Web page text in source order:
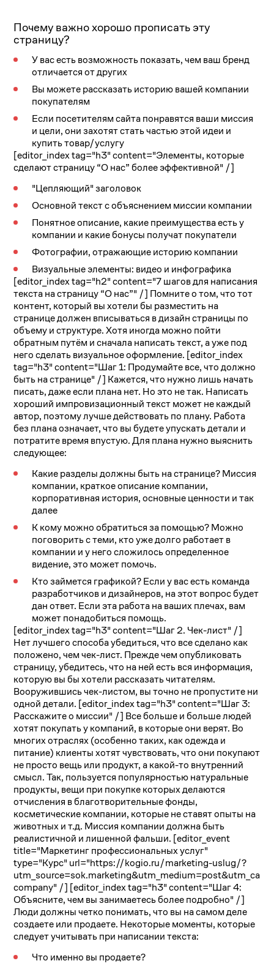
Почему важно хорошо прописать эту
страницу?
У вас есть возможность показать, чем ваш бренд
отличается от других
Вы можете рассказать историю вашей компании
покупателям
Если посетителям сайта понравятся ваши миссия
и цели, они захотят стать частью этой идеи и
купить товар/услугу
[editor_index tag="h3" content="Элементы, которые
сделают страницу “О нас” более эффективной" /]
"Цепляющий" заголовок
Основной текст с объяснением миссии компании
Понятное описание, какие преимущества есть у
компании и какие бонусы получат покупатели
Фотографии, отражающие историю компании
Визуальные элементы: видео и инфографика
[editor_index tag="h2" content="7 шагов для написания
текста на страницу “О нас”" /] Помните о том, что тот
контент, который вы хотели бы разместить на
странице должен вписываться в дизайн страницы по
объему и структуре. Хотя иногда можно пойти
обратным путём и сначала написать текст, а уже под
него сделать визуальное оформление. [editor_index
tag="h3" content="Шаг 1: Продумайте все, что должно
быть на странице" /] Кажется, что нужно лишь начать
писать, даже если плана нет. Но это не так. Написать
хороший импровизационный текст может не каждый
автор, поэтому лучше действовать по плану. Работа
без плана означает, что вы будете упускать детали и
потратите время впустую. Для плана нужно выяснить
следующее:
Какие разделы должны быть на странице? Миссия
компании, краткое описание компании,
корпоративная история, основные ценности и так
далее
К кому можно обратиться за помощью? Можно
поговорить с теми, кто уже долго работает в
компании и у него сложилось определенное
видение, это может помочь.
Кто займется графикой? Если у вас есть команда
разработчиков и дизайнеров, на этот вопрос будет
дан ответ. Если эта работа на ваших плечах, вам
может понадобиться помощь.
[editor_index tag="h3" content="Шаг 2. Чек-лист" /]
Нет лучшего способа убедиться, что все сделано как
положено, чем чек-лист. Прежде чем опубликовать
страницу, убедитесь, что на ней есть вся информация,
которую вы бы хотели рассказать читателям.
Вооружившись чек-листом, вы точно не пропустите ни
одной детали. [editor_index tag="h3" content="Шаг 3:
Расскажите о миссии" /] Все больше и больше людей
хотят покупать у компаний, в которые они верят. Во
многих отраслях (особенно таких, как одежда и
питание) клиенты хотят чувствовать, что они покупают
не просто вещь или продукт, а какой-то внутренний
смысл.Так, пользуется популярностью натуральные
продукты, вещи при покупке которых делаются
отчисления в благотворительные фонды,
косметические компании, которые не ставят опыты на
животных и т.д. Миссия компании должна быть
реалистичной и лишенной фальши. [editor_event
title="Маркетинг профессиональных услуг"
type="Курс" url="https://kogio.ru/marketing-uslug/?
company" /] [editor_index tag="h3" content="Шаг 4:
Объясните, чем вы занимаетесь более подробно" /]
Люди должны четко понимать, что вы на самом деле
создаете или продаете. Некоторые моменты, которые
следует учитывать при написании текста:
Что именно вы продаете?